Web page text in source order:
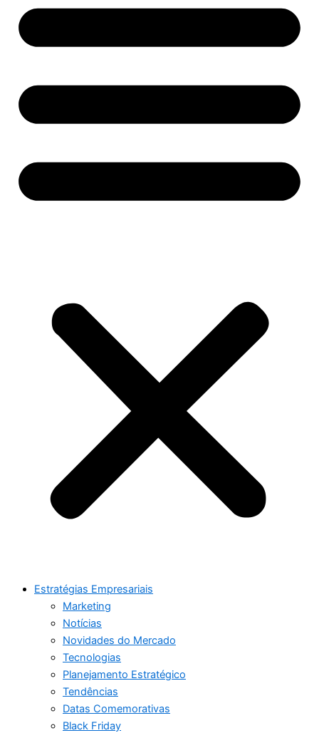
Estratégias Empresariais
Marketing
Notícias
Novidades do Mercado
Tecnologias
Planejamento Estratégico
Tendências
Datas Comemorativas
Black Friday